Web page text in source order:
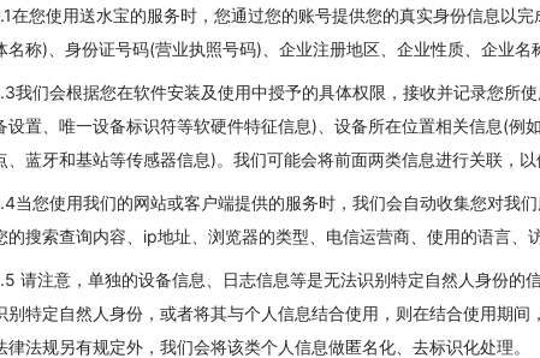
在您使用送水宝的服务时，您通过您的账号提供您的真实身份信息以
名称)、身份证号码(营业执照号码)、企业注册地区、企业性质、企业名
我们会根据您在软件安装及使用中授予的具体权限，接收并记录您所
设置、唯一设备标识符等软硬件特征信息)、设备所在位置相关信息(
、蓝牙和基站等传感器信息)。我们可能会将前面两类信息进行关联，
当您使用我们的网站或客户端提供的服务时，我们会自动收集您对我
的搜索查询内容、ip地址、浏览器的类型、电信运营商、使用的语言、
请注意，单独的设备信息、日志信息等是无法识别特定自然人身份的
别特定自然人身份，或者将其与个人信息结合使用，则在结合使用期
律法规另有规定外，我们会将该类个人信息做匿名化、去标识化处理。